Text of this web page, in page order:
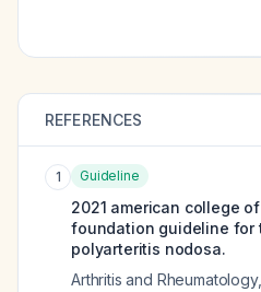
REFERENCES
1 Guideline
2021 american college
foundation guideline for
polyarteritis nodosa.
Arthritis and Rheumatology,